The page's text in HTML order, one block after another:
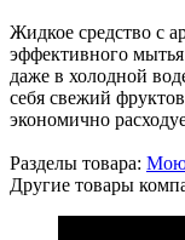
Жидкое средство с
эффективного
даже в холодной
себя свежий
экономично
Разделы товара:
Другие товары